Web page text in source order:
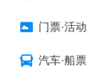
门票·活动
汽车·船票